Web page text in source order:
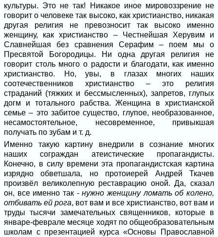
культуры. Это не так! Никакое иное мировоззрение не
говорит о человеке так высоко, как христианство, никакая
другая религия не превозносит так высоко именно
женщину, как христианство – Честнейшая Херувим и
Славнейшая без сравнения Серафим – поем мы о
Пресвятой Богородицы. Ни одна другая религия не
говорит столь много о радости и благодати, как именно
христианство. Но, увы, в глазах многих наших
соотечественников христианство – это религия
страданий (тяжких и бессмысленных), запретов, глупых
догм и тотального рабства. Женщина в христианской
семье – это забитое существо, глупое, необразованное,
несамостоятельное, несовременное, привыкшая
получать по зубам и т. д.
Именно такую картину внедрили в сознание многих
наших сограждан атеистические пропагандисты.
Конечно, в силу времени эта пропагандистская картина
изрядно обветшала, но протоиерей Андрей Ткачев
произвёл великолепную реставрацию оной. Да, сказал
он, все именно так -нужно женщину ломать об колено,
отбивать ей рога, вот вам и все христианство, вот вам и
труды тысячи замечательных священников, которые в
январе-феврале месяце ходят по общеобразовательным
школам с презентацией курса «Основы Православной